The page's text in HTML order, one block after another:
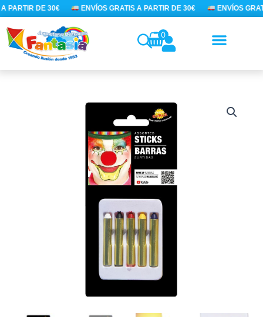
Ir
al
contenido
PARTIR DE 30€ ENVÍOS GRATIS A PARTIR DE 30€ ENVÍOS
0